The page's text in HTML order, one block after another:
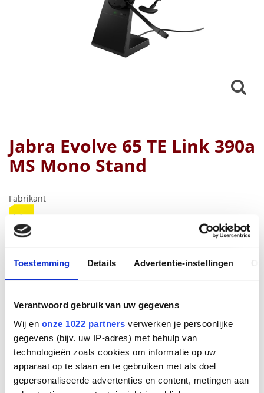
Toestemming Details Advertentie-instellingen
Verantwoord gebruik van uw gegevens
Wij en onze 1022 partners verwerken je persoonlijke
gegevens (bijv. uw IP-adres) met behulp van
technologieën zoals cookies om informatie op uw
apparaat op te slaan en te gebruiken met als doel
gepersonaliseerde advertenties en content, metingen aan
Jabra Evolve 65 TE Link 390a
MS Mono Stand
Fabrikant
Productnummer
6693-833-399
EAN code
€ 248,00 (€ 300,08 incl.btw)
€140, 78 (€ 170,34 incl.btw)
Bestel